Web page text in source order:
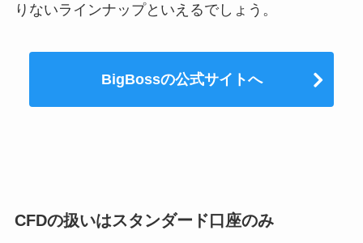
りないラインナップといえるでしょう。
BigBossの公式サイトへ
CFDの扱いはスタンダード口座のみ